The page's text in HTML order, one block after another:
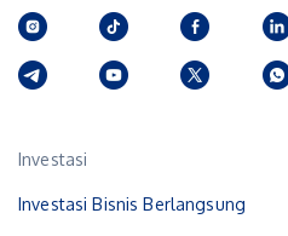
Investasi
Investasi Bisnis Berlangsung